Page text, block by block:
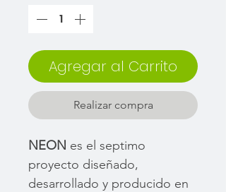
Agregar al Carrito
Realizar compra
NEON es el septimo
proyecto diseñado,
desarrollado y producido en